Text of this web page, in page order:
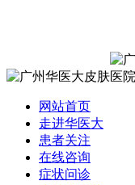
网站首页
走进华医大
患者关注
在线咨询
症状问诊